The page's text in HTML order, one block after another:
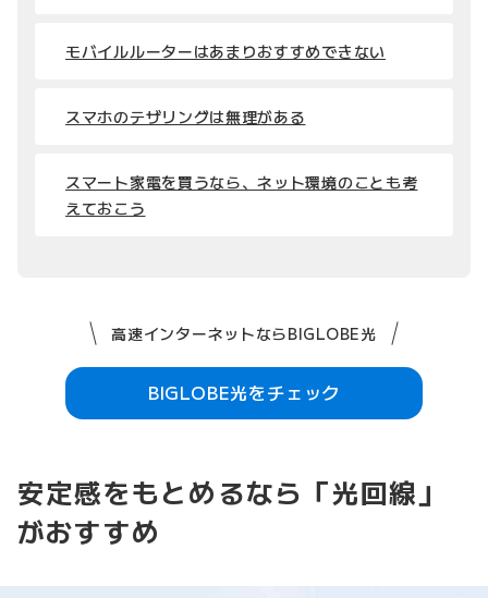
モバイルルーターはあまりおすすめできない
スマホのテザリングは無理がある
スマート家電を買うなら、ネット環境のことも考
えておこう
高速インターネットならBIGLOBE光
BIGLOBE光をチェック
安定感をもとめるなら「光回線」
がおすすめ